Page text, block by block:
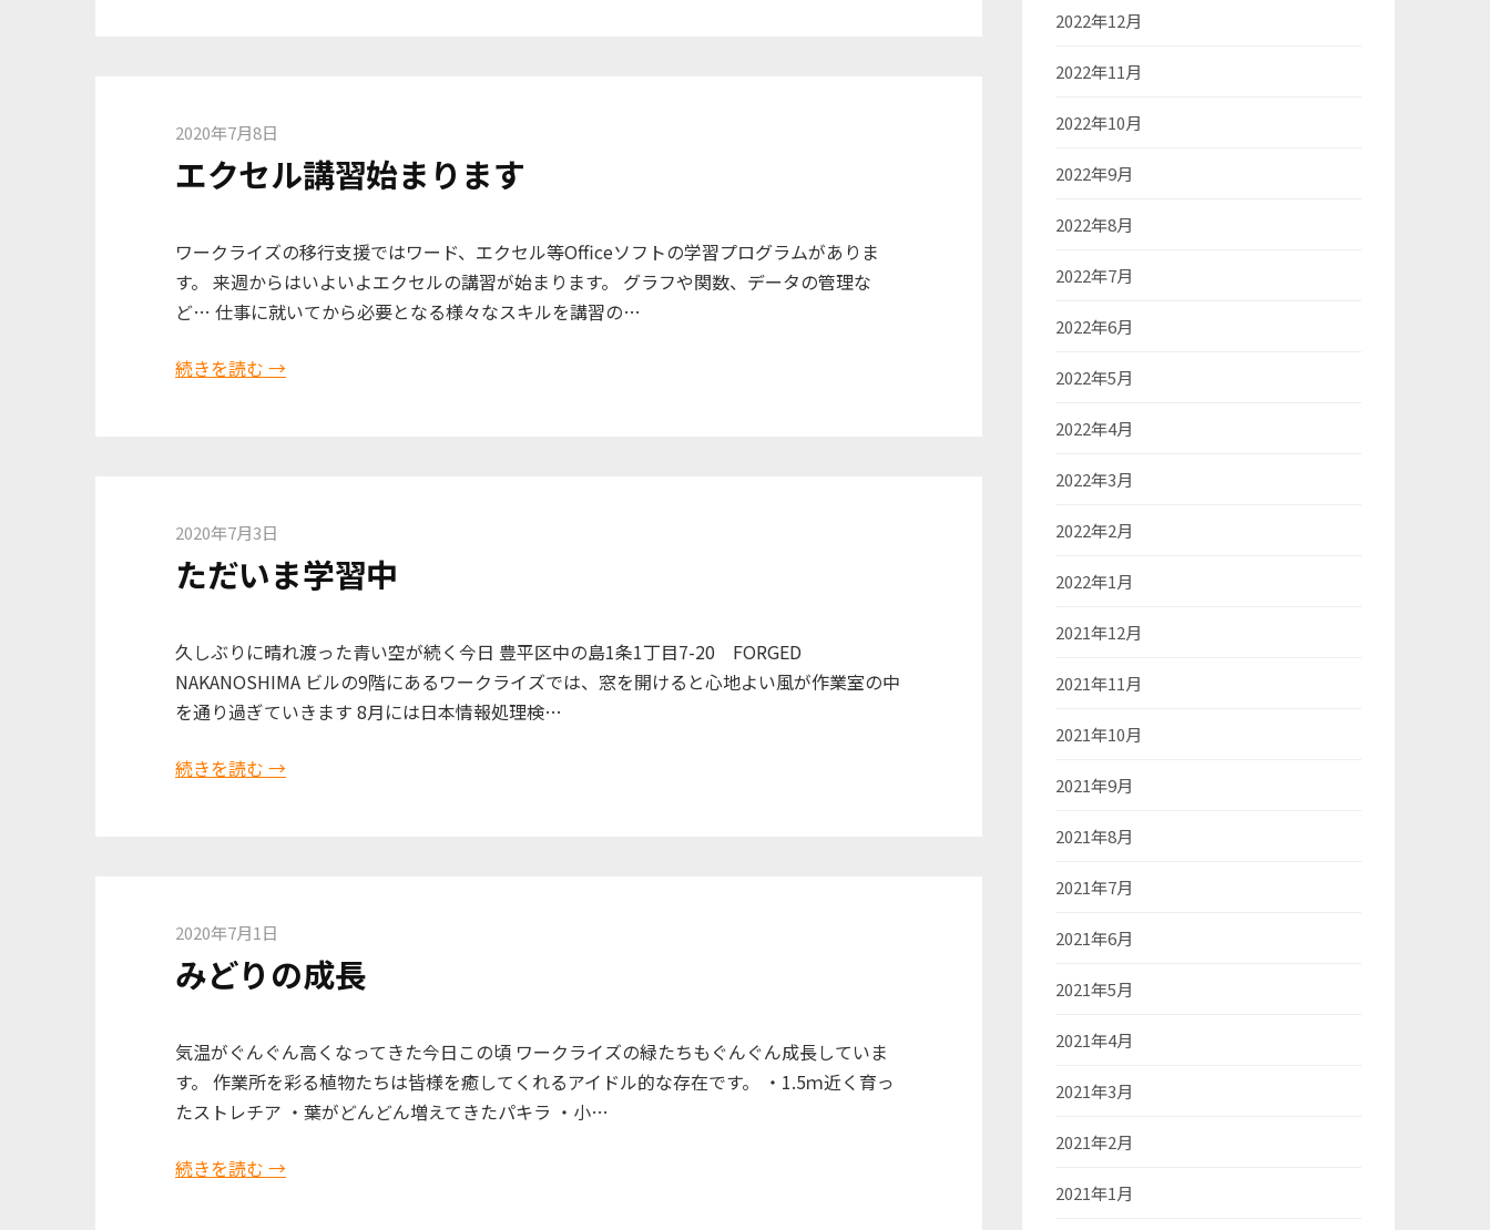
2020年7月8日
エクセル講習始まります
ワークライズの移行支援ではワード、エクセル等Officeソフトの学習プログラムがありま
す。 来週からはいよいよエクセルの講習が始まります。 グラフや関数、データの管理な
ど… 仕事に就いてから必要となる様々なスキルを講習の…
続きを読む →
2020年7月3日
ただいま学習中
久しぶりに晴れ渡った青い空が続く今日 豊平区中の島1条1丁目7-20 FORGED
NAKANOSHIMA ビルの9階にあるワークライズでは、窓を開けると心地よい風が作業室の中
を通り過ぎていきます 8月には日本情報処理検…
続きを読む →
2020年7月1日
みどりの成長
気温がぐんぐん高くなってきた今日この頃 ワークライズの緑たちもぐんぐん成長していま
す。 作業所を彩る植物たちは皆様を癒してくれるアイドル的な存在です。 ・1.5ｍ近く育っ
たストレチア ・葉がどんどん増えてきたパキラ ・小…
続きを読む →
2022年12月
2022年11月
2022年10月
2022年9月
2022年8月
2022年7月
2022年6月
2022年5月
2022年4月
2022年3月
2022年2月
2022年1月
2021年12月
2021年11月
2021年10月
2021年9月
2021年8月
2021年7月
2021年6月
2021年5月
2021年4月
2021年3月
2021年2月
2021年1月